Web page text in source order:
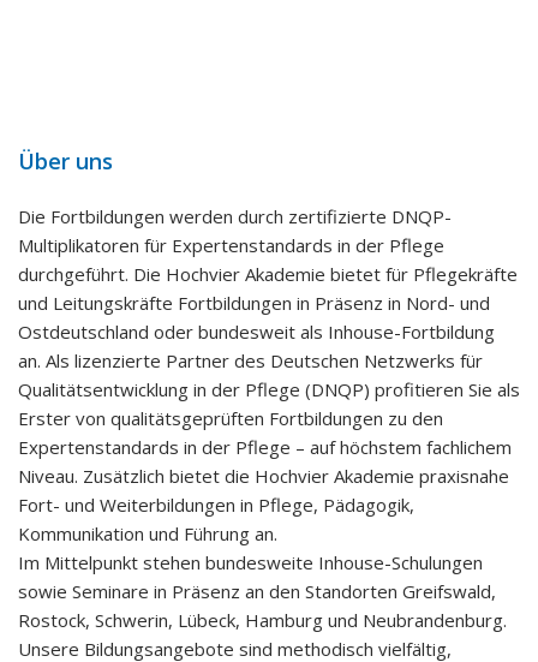
Über uns
Die Fortbildungen werden durch zertifizierte DNQP-
Multiplikatoren für Expertenstandards in der Pflege
durchgeführt. Die Hochvier Akademie bietet für Pflegekräfte
und Leitungskräfte Fortbildungen in Präsenz in Nord- und
Ostdeutschland oder bundesweit als Inhouse-Fortbildung
an. Als lizenzierte Partner des Deutschen Netzwerks für
Qualitätsentwicklung in der Pflege (DNQP) profitieren Sie als
Erster von qualitätsgeprüften Fortbildungen zu den
Expertenstandards in der Pflege – auf höchstem fachlichem
Niveau. Zusätzlich bietet die Hochvier Akademie praxisnahe
Fort- und Weiterbildungen in Pflege, Pädagogik,
Kommunikation und Führung an.
Im Mittelpunkt stehen bundesweite Inhouse-Schulungen
sowie Seminare in Präsenz an den Standorten Greifswald,
Rostock, Schwerin, Lübeck, Hamburg und Neubrandenburg.
Unsere Bildungsangebote sind methodisch vielfältig,